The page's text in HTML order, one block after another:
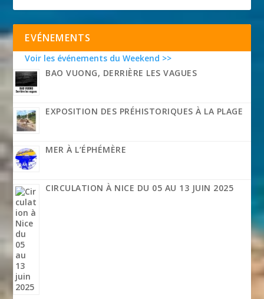
EVÉNEMENTS
Voir les événements du Weekend >>
BAO VUONG, DERRIÈRE LES VAGUES
EXPOSITION DES PRÉHISTORIQUES À LA PLAGE
MER À L’ÉPHÉMÈRE
CIRCULATION À NICE DU 05 AU 13 JUIN 2025